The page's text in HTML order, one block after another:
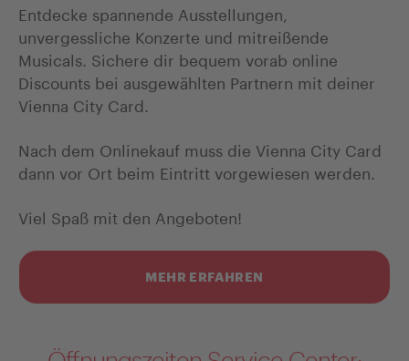
Entdecke spannende Ausstellungen,
unvergessliche Konzerte und mitreißende
Musicals. Sichere dir bequem vorab online
Discounts bei ausgewählten Partnern mit deiner
Vienna City Card.
Nach dem Onlinekauf muss die Vienna City Card
dann vor Ort beim Eintritt vorgewiesen werden.
Viel Spaß mit den Angeboten!
MEHR ERFAHREN